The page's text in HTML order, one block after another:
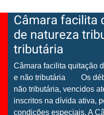
Câmara facilita
de natureza
tributária
Câmara facilita quitação
e não tributária Os
não tributária, vencidos
inscritos na dívida ativa,
condições especiais. A